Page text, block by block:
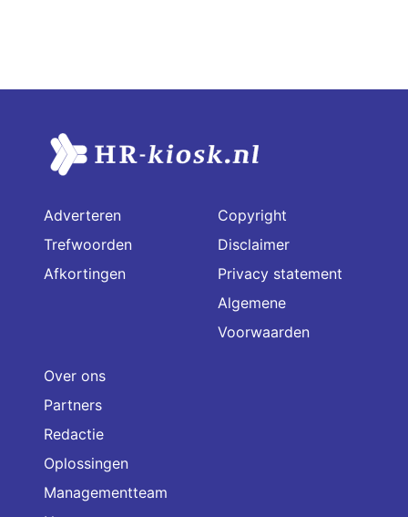
Adverteren
Trefwoorden
Afkortingen
Copyright
Disclaimer
Privacy statement
Algemene
Voorwaarden
Over ons
Partners
Redactie
Oplossingen
Managementteam